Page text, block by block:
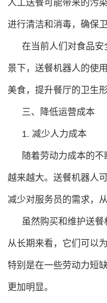
人工送餐可能带来的污
进行清洁和消毒，确保卫
在当前人们对食品
景下，送餐机器人的使
美食，提升餐厅的卫生形
三、降低运营成本
1. 减少人力成本
随着劳动力成本的
越来越大。送餐机器人
减少对服务员的需求，
虽然购买和维护送
从长期来看，它们可以
特别是在一些劳动力短
更加明显。